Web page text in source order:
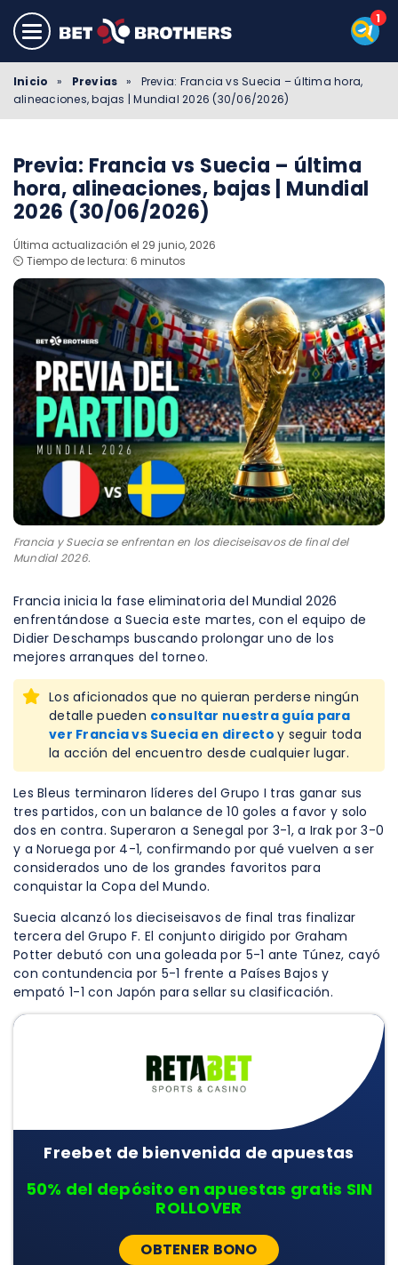
Inicio » Previas »
Previa: Francia vs Suecia – última hora,
alineaciones, bajas | Mundial 2026 (30/06/2026)
Previa: Francia vs Suecia – última
hora, alineaciones, bajas | Mundial
2026 (30/06/2026)
Última actualización el 29 junio, 2026
⏲️ Tiempo de lectura: 6 minutos
Francia y Suecia se enfrentan en los dieciseisavos de final del
Mundial 2026.
Francia inicia la fase eliminatoria del Mundial 2026
enfrentándose a Suecia este martes, con el equipo de
Didier Deschamps buscando prolongar uno de los
mejores arranques del torneo.
Los aficionados que no quieran perderse ningún
detalle pueden consultar nuestra guía para
ver Francia vs Suecia en directo y seguir toda
la acción del encuentro desde cualquier lugar.
Les Bleus terminaron líderes del Grupo I tras ganar sus
tres partidos, con un balance de 10 goles a favor y solo
dos en contra. Superaron a Senegal por 3-1, a Irak por 3-0
y a Noruega por 4-1, confirmando por qué vuelven a ser
considerados uno de los grandes favoritos para
conquistar la Copa del Mundo.
Suecia alcanzó los dieciseisavos de final tras finalizar
tercera del Grupo F. El conjunto dirigido por Graham
Potter debutó con una goleada por 5-1 ante Túnez, cayó
con contundencia por 5-1 frente a Países Bajos y
empató 1-1 con Japón para sellar su clasificación.
Freebet de bienvenida de apuestas
50% del depósito en apuestas gratis SIN
ROLLOVER
OBTENER BONO